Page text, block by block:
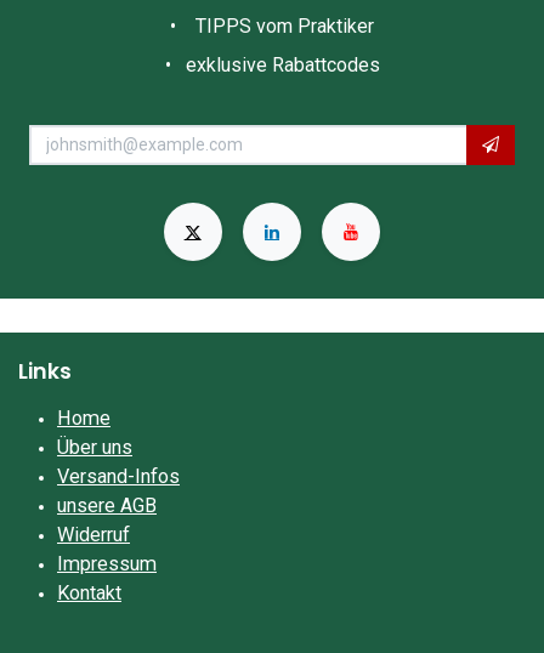
• TIPPS vom Praktiker
• exklusive Rabattcodes
Links
Home
Über uns
Versand-Infos
unsere AGB
Widerruf
Impressum​
Kontakt